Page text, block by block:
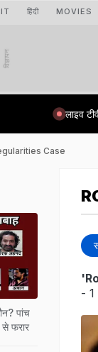
हिंदी MOVIES
विज्ञापन
लाइव
Case
- 1
पांच
से फरार